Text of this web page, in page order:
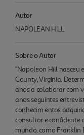
Autor
NAPOLEAN HILL
Sobre o Autor
"Napoleon Hill nasceu
County, Virginia.
anos a colaborar com
anos seguintes
conhecim entos
consultor e confidente
mundo, como Franklin